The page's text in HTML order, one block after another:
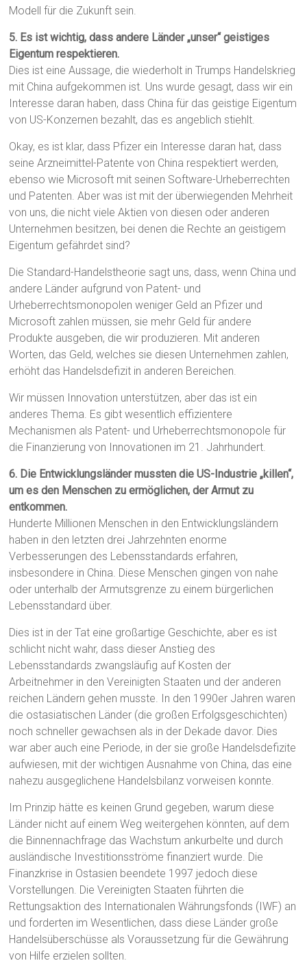
Modell für die Zukunft sein.
5. Es ist wichtig, dass andere Länder „unser“ geistiges
Eigentum respektieren.
Dies ist eine Aussage, die wiederholt in Trumps Handelskrieg
mit China aufgekommen ist. Uns wurde gesagt, dass wir ein
Interesse daran haben, dass China für das geistige Eigentum
von US-Konzernen bezahlt, das es angeblich stiehlt.
Okay, es ist klar, dass Pfizer ein Interesse daran hat, dass
seine Arzneimittel-Patente von China respektiert werden,
ebenso wie Microsoft mit seinen Software-Urheberrechten
und Patenten. Aber was ist mit der überwiegenden Mehrheit
von uns, die nicht viele Aktien von diesen oder anderen
Unternehmen besitzen, bei denen die Rechte an geistigem
Eigentum gefährdet sind?
Die Standard-Handelstheorie sagt uns, dass, wenn China und
andere Länder aufgrund von Patent- und
Urheberrechtsmonopolen weniger Geld an Pfizer und
Microsoft zahlen müssen, sie mehr Geld für andere
Produkte ausgeben, die wir produzieren. Mit anderen
Worten, das Geld, welches sie diesen Unternehmen zahlen,
erhöht das Handelsdefizit in anderen Bereichen.
Wir müssen Innovation unterstützen, aber das ist ein
anderes Thema. Es gibt wesentlich effizientere
Mechanismen als Patent- und Urheberrechtsmonopole für
die Finanzierung von Innovationen im 21. Jahrhundert.
6. Die Entwicklungsländer mussten die US-Industrie „killen“,
um es den Menschen zu ermöglichen, der Armut zu
entkommen.
Hunderte Millionen Menschen in den Entwicklungsländern
haben in den letzten drei Jahrzehnten enorme
Verbesserungen des Lebensstandards erfahren,
insbesondere in China. Diese Menschen gingen von nahe
oder unterhalb der Armutsgrenze zu einem bürgerlichen
Lebensstandard über.
Dies ist in der Tat eine großartige Geschichte, aber es ist
schlicht nicht wahr, dass dieser Anstieg des
Lebensstandards zwangsläufig auf Kosten der
Arbeitnehmer in den Vereinigten Staaten und der anderen
reichen Ländern gehen musste. In den 1990er Jahren waren
die ostasiatischen Länder (die großen Erfolgsgeschichten)
noch schneller gewachsen als in der Dekade davor. Dies
war aber auch eine Periode, in der sie große Handelsdefizite
aufwiesen, mit der wichtigen Ausnahme von China, das eine
nahezu ausgeglichene Handelsbilanz vorweisen konnte.
Im Prinzip hätte es keinen Grund gegeben, warum diese
Länder nicht auf einem Weg weitergehen könnten, auf dem
die Binnennachfrage das Wachstum ankurbelte und durch
ausländische Investitionsströme finanziert wurde. Die
Finanzkrise in Ostasien beendete 1997 jedoch diese
Vorstellungen. Die Vereinigten Staaten führten die
Rettungsaktion des Internationalen Währungsfonds (IWF) an
und forderten im Wesentlichen, dass diese Länder große
Handelsüberschüsse als Voraussetzung für die Gewährung
von Hilfe erzielen sollten.